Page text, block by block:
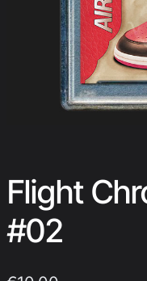
Flight
#02